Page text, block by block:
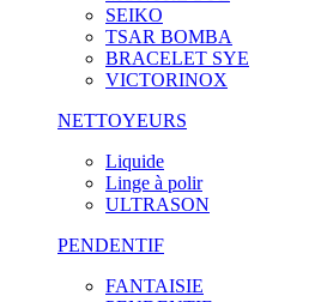
SEIKO
TSAR BOMBA
BRACELET SYE
VICTORINOX
NETTOYEURS
Liquide
Linge à polir
ULTRASON
PENDENTIF
FANTAISIE